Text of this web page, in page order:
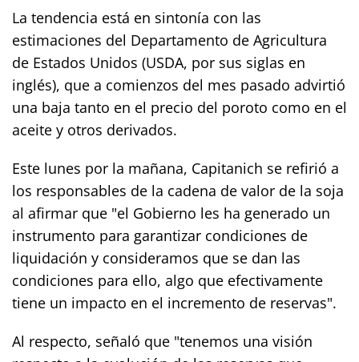
La tendencia está en sintonía con las
estimaciones del Departamento de Agricultura
de Estados Unidos (USDA, por sus siglas en
inglés), que a comienzos del mes pasado advirtió
una baja tanto en el precio del poroto como en el
aceite y otros derivados.
Este lunes por la mañana, Capitanich se refirió a
los responsables de la cadena de valor de la soja
al afirmar que "el Gobierno les ha generado un
instrumento para garantizar condiciones de
liquidación y consideramos que se dan las
condiciones para ello, algo que efectivamente
tiene un impacto en el incremento de reservas".
Al respecto, señaló que "tenemos una visión